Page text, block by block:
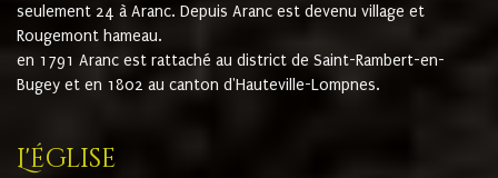
seulement 24 à Aranc. Depuis Aranc est devenu village et
Rougemont hameau.
en 1791 Aranc est rattaché au district de Saint-Rambert-en-
Bugey et en 1802 au canton d'Hauteville-Lompnes.
L'église